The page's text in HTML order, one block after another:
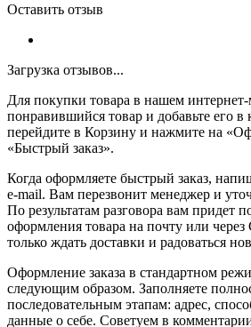
Оставить отзыв
Загрузка отзывов...
Для покупки товара в нашем
понравившийся товар и добавьте его в
перейдите в Корзину и нажмите на
«Быстрый заказ».
Когда оформляете быстрый заказ,
e-mail. Вам перезвонит менеджер и
По результатам разговора вам придет
оформления товара на почту или
только ждать доставки и радоваться
Оформление заказа в стандартном
следующим образом. Заполняете
последовательным этапам: адрес,
данные о себе. Советуем в